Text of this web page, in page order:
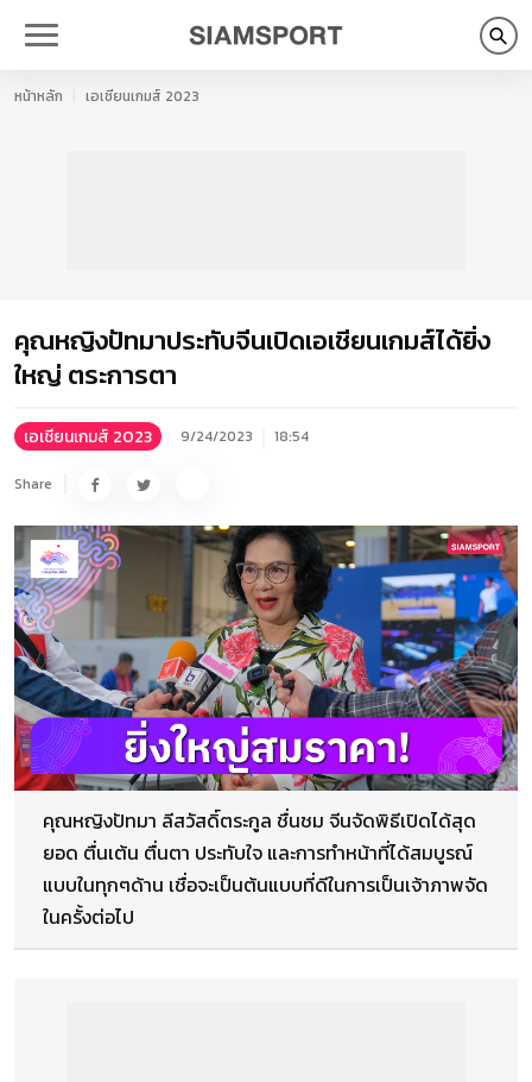
หน้าหลัก เอเชียนเกมส์ 2023
คุณหญิงปัทมาประทับจีนเปิดเอเชียนเกมส์ได้ยิ่ง
ใหญ่ ตระการตา
เอเชียนเกมส์ 2023 9/24/2023 18:54
Share
คุณหญิงปัทมา ลีสวัสดิ์ตระกูล ชื่นชม จีนจัดพิธีเปิดได้สุด
ยอด ตื่นเต้น ตื่นตา ประทับใจ และการทำหน้าที่ได้สมบูรณ์
แบบในทุกๆด้าน เชื่อจะเป็นต้นแบบที่ดีในการเป็นเจ้าภาพจัด
ในครั้งต่อไป